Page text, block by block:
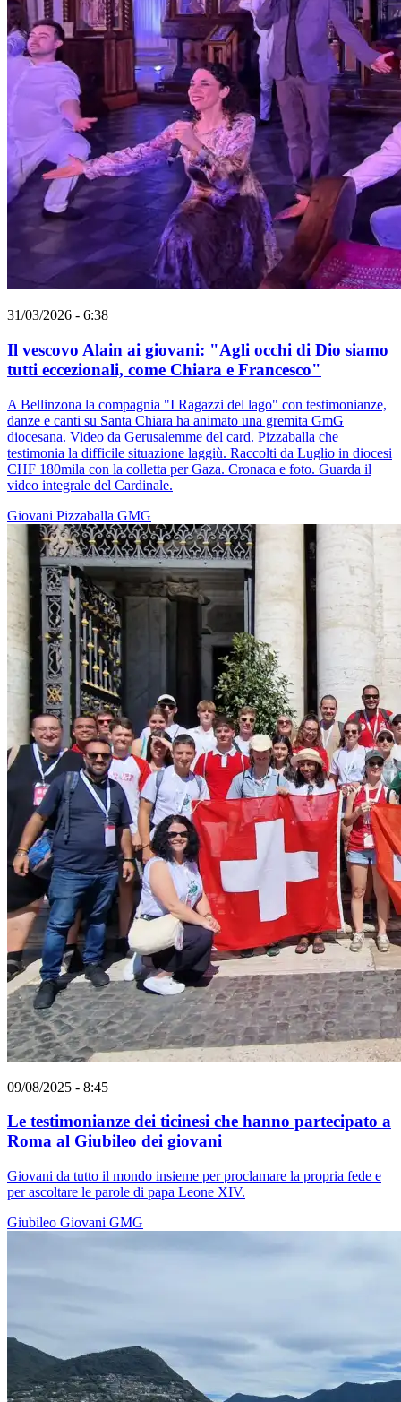
31/03/2026 - 6:38
Il vescovo Alain ai giovani: "Agli occhi di Dio siamo
tutti eccezionali, come Chiara e Francesco"
A Bellinzona la compagnia "I Ragazzi del lago" con testimonianze,
danze e canti su Santa Chiara ha animato una gremita GmG
diocesana. Video da Gerusalemme del card. Pizzaballa che
testimonia la difficile situazione laggiù. Raccolti da Luglio in diocesi
CHF 180mila con la colletta per Gaza. Cronaca e foto. Guarda il
video integrale del Cardinale.
Giovani Pizzaballa GMG
09/08/2025 - 8:45
Le testimonianze dei ticinesi che hanno partecipato a
Roma al Giubileo dei giovani
Giovani da tutto il mondo insieme per proclamare la propria fede e
per ascoltare le parole di papa Leone XIV.
Giubileo Giovani GMG